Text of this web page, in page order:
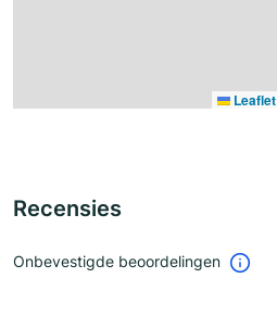
Leaflet
Recensies
Onbevestigde beoordelingen